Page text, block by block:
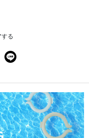
する